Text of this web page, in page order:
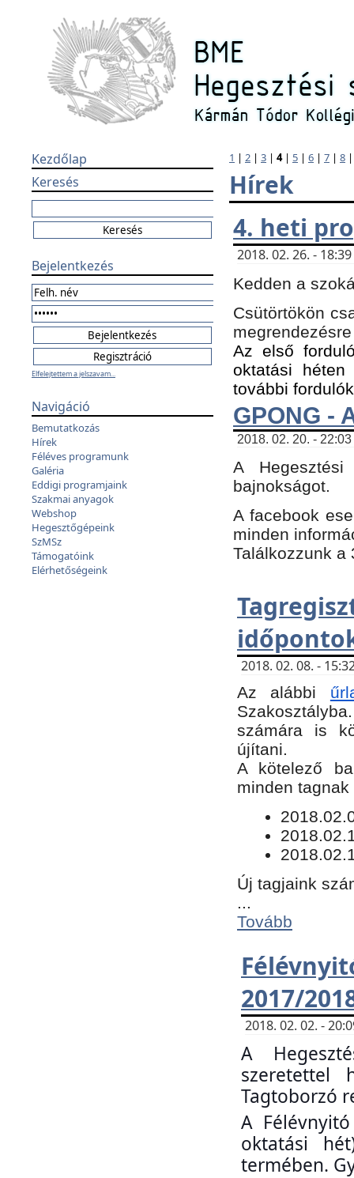
Kezdőlap
Keresés
Bejelentkezés
Elfelejtettem a jelszavam...
Navigáció
Bemutatkozás
Hírek
Féléves programunk
Galéria
Eddigi programjaink
Szakmai anyagok
Webshop
Hegesztőgépeink
SzMSz
Támogatóink
Elérhetőségeink
1 | 2 | 3 | 4| 5 | 6 | 7 | 8
Hírek
4. heti
2018. 02. 26. -
Kedden a
Csütörtökön
Az első
oktatási
további
GPONG -
2018. 02. 20. -
A
bajnokságot.
A facebook
minden
Találkozzunk a
2018. 02. 08. -
Az alábbi
számára is
újítani.
​A kötelező
minden
Új tagjaink
Tovább
2017/
2018. 02. 02. -
A
szeretettel
Tagtoborzó
A
oktatási
termében.